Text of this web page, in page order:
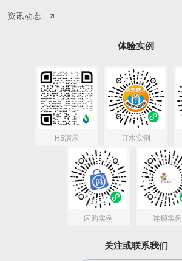
资讯动态
体验实例
H5演示 订水实例
闪购实例 连锁实例
关注或联系我们